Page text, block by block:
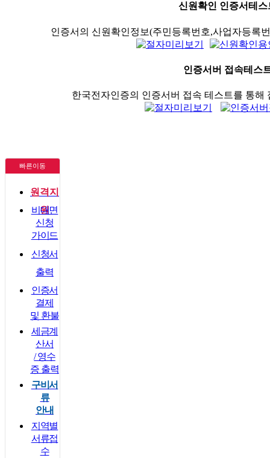
신원확인 인증서테스
인증서의 신원확인정보(주민등록번호,사업자등록
인증서버 접속테스
한국전자인증의 인증서버 접속 테스트를 통해
빠른이동
원격지
원
비대면
신청
가이드
신청서
출력
인증서
결제
및 환불
세금계
산서
/ 영수
증 출력
구비서
류
안내
지역별
서류접
수